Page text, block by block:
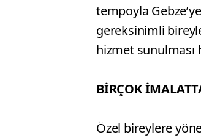
tempoyla
gereksinimli
hizmet sunulması
BİRÇOK
Özel bireylere